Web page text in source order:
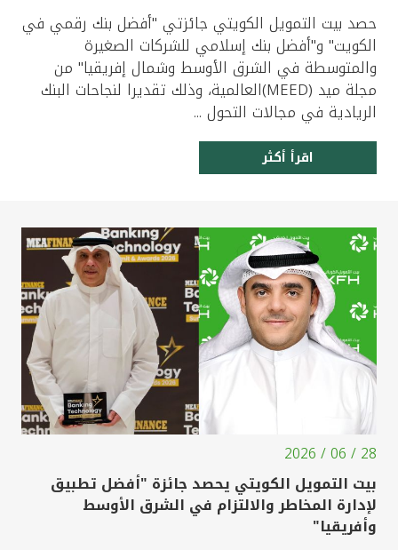
حصد بيت التمويل الكويتي جائزتي "أفضل بنك رقمي في
الكويت" و"أفضل بنك إسلامي للشركات الصغيرة
والمتوسطة في الشرق الأوسط وشمال إفريقيا" من
مجلة ميد (MEED)العالمية، وذلك تقديرا لنجاحات البنك
الريادية في مجالات التحول ...
اقرأ أكثر
28 / 06 / 2026
بيت التمويل الكويتي يحصد جائزة "أفضل تطبيق
لإدارة المخاطر والالتزام في الشرق الأوسط
وأفريقيا"